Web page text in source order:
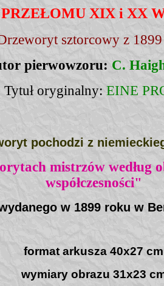
XIX i XX
sztorcowy z
pierwowzoru: C.
Tytuł oryginalny: EINE
pochodzi z
mistrzów według
współczesności"
w 1899 roku w
format arkusza 40x27 cm
wymiary obrazu 31x23